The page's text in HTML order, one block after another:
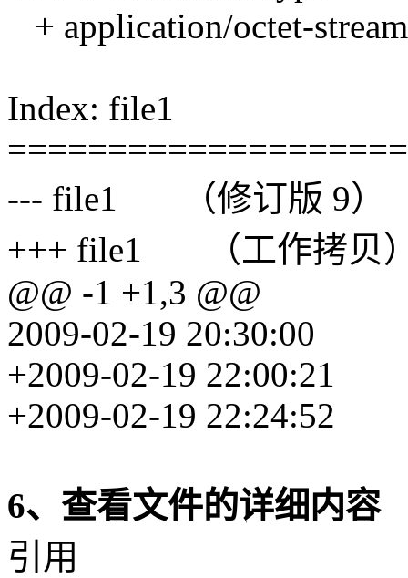
+ application/octet-stream
Index: file1
--- file1 （修订版 9）
+++ file1 （工作拷贝
@@ -1 +1,3 @@
2009-02-19 20:30:00
+2009-02-19 22:00:21
+2009-02-19 22:24:52
6、查看文件的详细内容
引用